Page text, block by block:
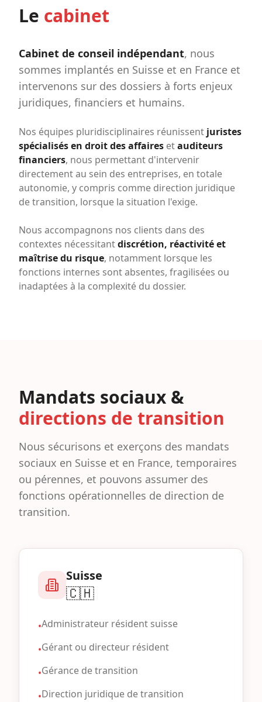
Le cabinet
Cabinet de conseil indépendant, nous
sommes implantés en Suisse et en France et
intervenons sur des dossiers à forts enjeux
juridiques, financiers et humains.
Nos équipes pluridisciplinaires réunissent juristes
spécialisés en droit des affaires etauditeurs
financiers, nous permettant d'intervenir
directement au sein des entreprises, en totale
autonomie, y compris comme direction juridique
de transition, lorsque la situation l'exige.
Nous accompagnons nos clients dans des
contextes nécessitantdiscrétion, réactivité et
maîtrise du risque, notamment lorsque les
fonctions internes sont absentes, fragilisées ou
inadaptées à la complexité du dossier.
Mandats sociaux &
directions de transition
Nous sécurisons et exerçons des mandats
sociaux en Suisse et en France, temporaires
ou pérennes, et pouvons assumer des
fonctions opérationnelles de direction de
transition.
Suisse
🇨🇭
•Administrateur résident suisse
•Gérant ou directeur résident
•Gérance de transition
•Direction juridique de transition